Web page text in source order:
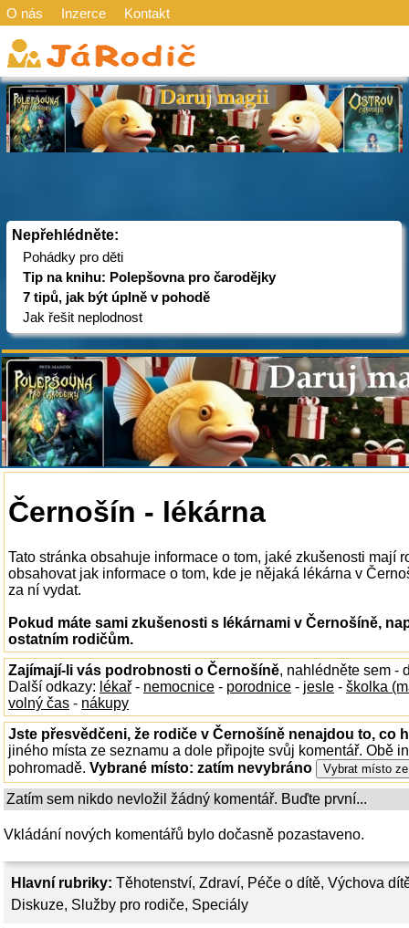
O nás Inzerce Kontakt
Nepřehlédněte:
Pohádky pro děti
Tip na knihu: Polepšovna pro čarodějky
7 tipů, jak být úplně v pohodě
Jak řešit neplodnost
Hlavní rubriky: Těhotenství, Zdraví, Péče o dítě, Výchova
Diskuze, Služby pro rodiče, Speciály
Černošín - lékárna
Tato stránka obsahuje informace o tom, jaké zkušenosti mají
obsahovat jak informace o tom, kde je nějaká lékárna v
za ní vydat.
Pokud máte sami zkušenosti s lékárnami v Černošíně,
ostatním rodičům.
Zajímají-li vás podrobnosti o Černošíně, nahlédněte sem -
Další odkazy: lékař - nemocnice - porodnice - jesle - školka
volný čas - nákupy
Jste přesvědčeni, že rodiče v Černošíně nenajdou to, co
jiného místa ze seznamu a dole připojte svůj komentář. Obě
pohromadě. Vybrané místo: zatím nevybráno
Zatím sem nikdo nevložil žádný komentář. Buďte první...
Vkládání nových komentářů bylo dočasně pozastaveno.